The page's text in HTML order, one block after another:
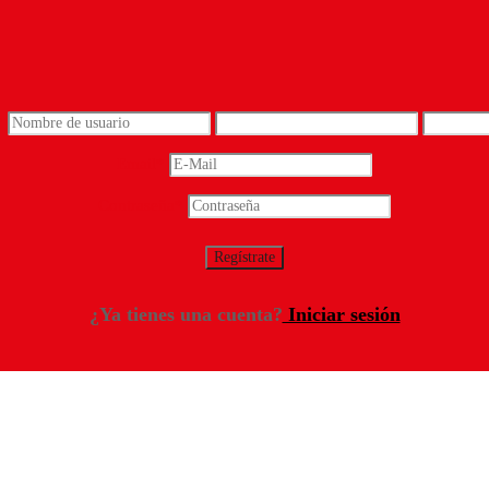
¿Ya tienes una cuenta? Iniciar sesión